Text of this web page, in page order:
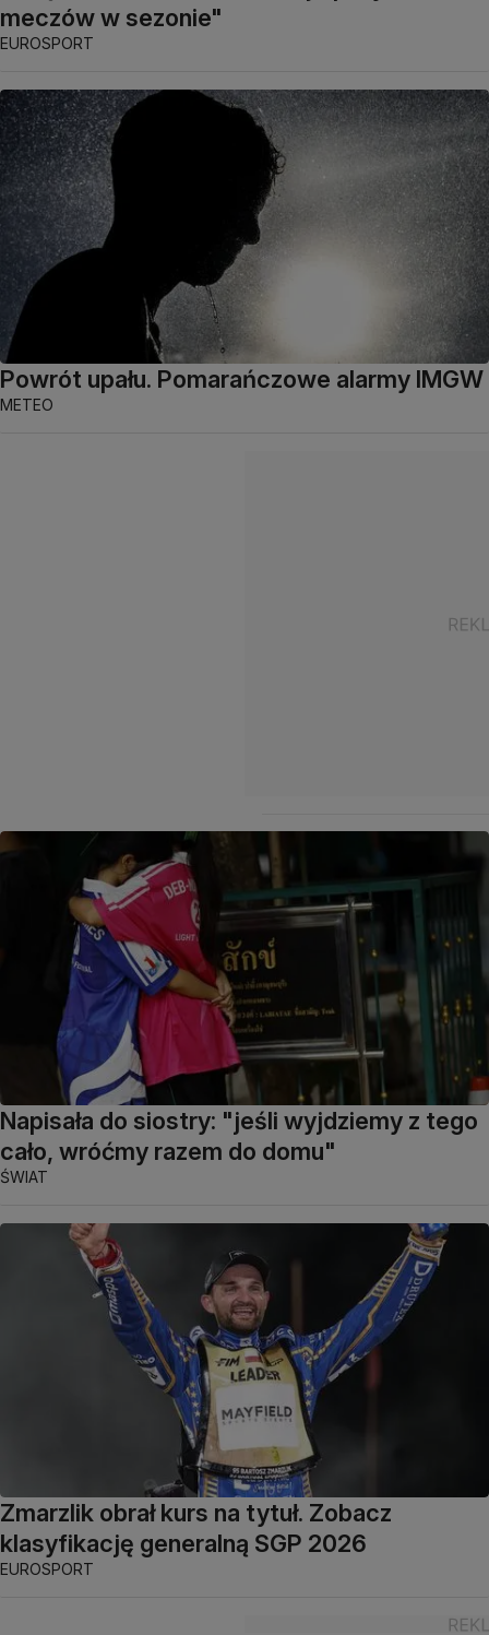
meczów w sezonie"
EUROSPORT
Powrót upału. Pomarańczowe alarmy IMGW
METEO
Napisała do siostry: "jeśli wyjdziemy z tego
cało, wróćmy razem do domu"
ŚWIAT
Zmarzlik obrał kurs na tytuł. Zobacz
klasyfikację generalną SGP 2026
EUROSPORT